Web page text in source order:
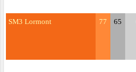
SM3 Lormont 77 65